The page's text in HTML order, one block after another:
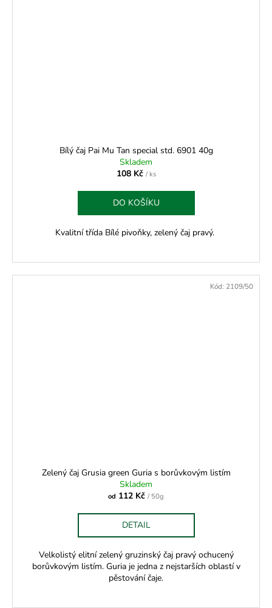
Bílý čaj Pai Mu Tan special std. 6901 40g
Skladem
108 Kč / ks
DO KOŠÍKU
Kvalitní třída Bílé pivoňky, zelený čaj pravý.
Zelený čaj Grusia green Guria s borůvkovým listím
Skladem
od 112 Kč / 50g
DETAIL
Velkolistý elitní zelený gruzinský čaj pravý ochucený
borůvkovým listím. Guria je jedna z nejstarších oblastí v
pěstování čaje.
Kód: 2109/50